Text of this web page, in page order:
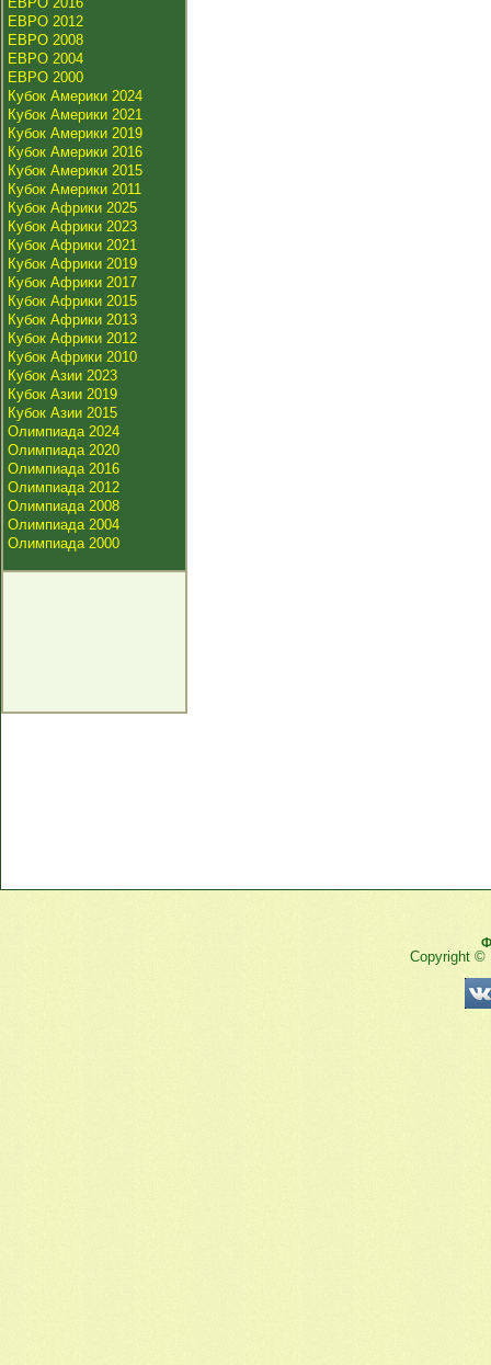
ЕВРО 2012
ЕВРО 2008
ЕВРО 2004
ЕВРО 2000
Кубок Америки 2024
Кубок Америки 2021
Кубок Америки 2019
Кубок Америки 2016
Кубок Америки 2015
Кубок Америки 2011
Кубок Африки 2025
Кубок Африки 2023
Кубок Африки 2021
Кубок Африки 2019
Кубок Африки 2017
Кубок Африки 2015
Кубок Африки 2013
Кубок Африки 2012
Кубок Африки 2010
Кубок Азии 2023
Кубок Азии 2019
Кубок Азии 2015
Олимпиада 2024
Олимпиада 2020
Олимпиада 2016
Олимпиада 2012
Олимпиада 2008
Олимпиада 2004
Олимпиада 2000
Copyright ©